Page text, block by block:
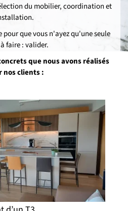
du mobilier, coordination et
pour que vous n'ayez qu'une seule
faire : valider.
que nous avons réalisés
nos clients :